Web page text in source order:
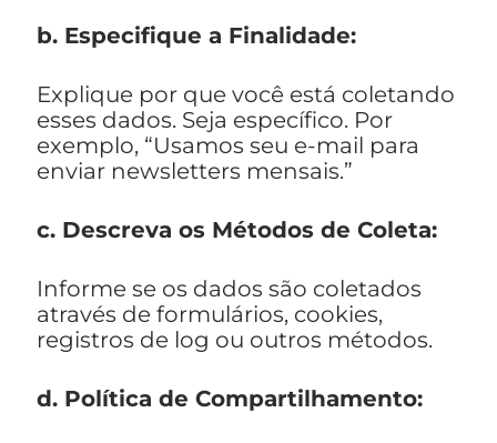
b. Especifique a Finalidade:
Explique por que você está coletando
esses dados. Seja específico. Por
exemplo, “Usamos seu e-mail para
enviar newsletters mensais.”
c. Descreva os Métodos de Coleta:
Informe se os dados são coletados
através de formulários, cookies,
registros de log ou outros métodos.
d. Política de Compartilhamento: